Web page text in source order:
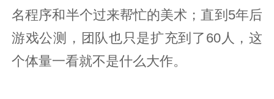
名程序和半个过来帮忙的美术；直到5年后
游戏公测，团队也只是扩充到了60人，这
个体量一看就不是什么大作。